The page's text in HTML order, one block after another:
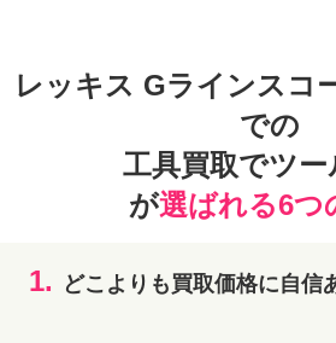
レッキス Gラインスコ
での
工具買取でツー
が選ばれる6つ
1. どこよりも買取価格に自信